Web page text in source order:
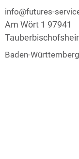
info@futures-
Am Wört 1 97941
Baden-Württemberg